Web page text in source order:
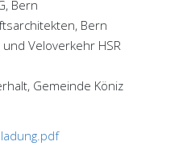
Bern
Bern
Veloverkehr HSR
Gemeinde Köniz